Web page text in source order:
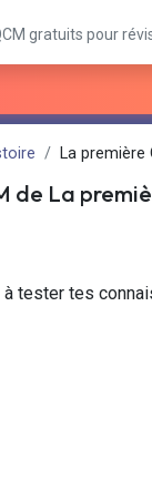
gratuits pour
La
de La
à tester tes